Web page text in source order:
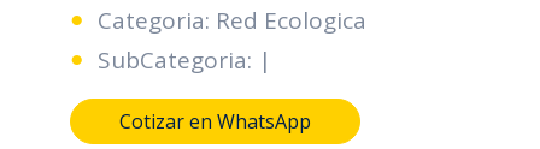
Categoria: Red Ecologica
SubCategoria: |
Cotizar en WhatsApp